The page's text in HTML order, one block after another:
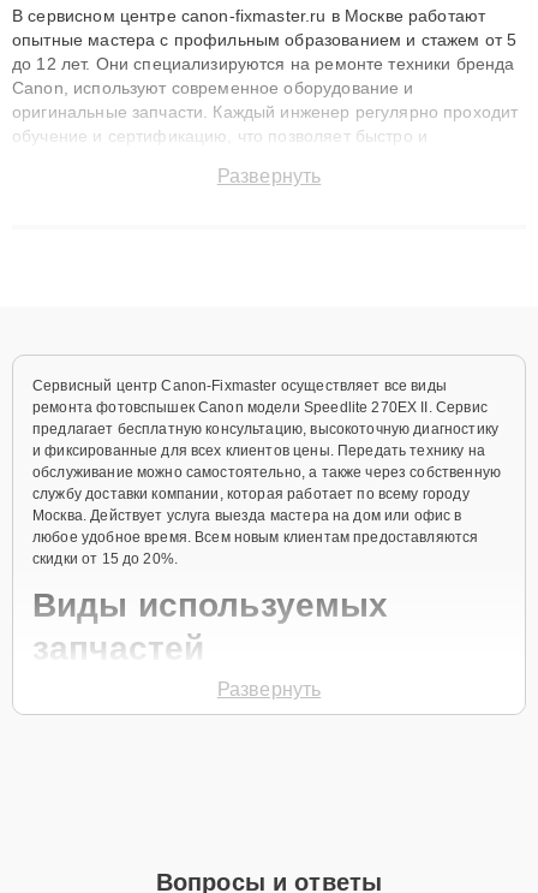
В сервисном центре canon-fixmaster.ru в Москве работают
опытные мастера с профильным образованием и стажем от 5
до 12 лет. Они специализируются на ремонте техники бренда
Canon, используют современное оборудование и
оригинальные запчасти. Каждый инженер регулярно проходит
обучение и сертификацию, что позволяет быстро и
сохранением гарантии до 3 лет. Наши мастера решают
Развернуть
Сервисный центр Canon-Fixmaster осуществляет все виды
ремонта фотовспышек Canon модели Speedlite 270EX II. Сервис
предлагает бесплатную консультацию, высокоточную диагностику
и фиксированные для всех клиентов цены. Передать технику на
обслуживание можно самостоятельно, а также через собственную
службу доставки компании, которая работает по всему городу
Москва. Действует услуга выезда мастера на дом или офис в
любое удобное время. Всем новым клиентам предоставляются
скидки от 15 до 20%.
Виды используемых
запчастей
Для ремонта фотовспышки модели Speedlite 270EX II
активное использование устройства дольше
Развернуть
Вопросы и ответы